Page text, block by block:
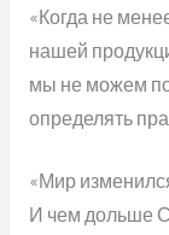
«Когда не
нашей
мы не можем
определять
«Мир
И чем дольше